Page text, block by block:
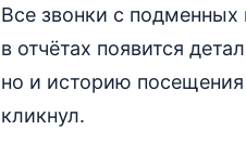
Все звонки с подменных
в отчётах появится
но и историю
кликнул.